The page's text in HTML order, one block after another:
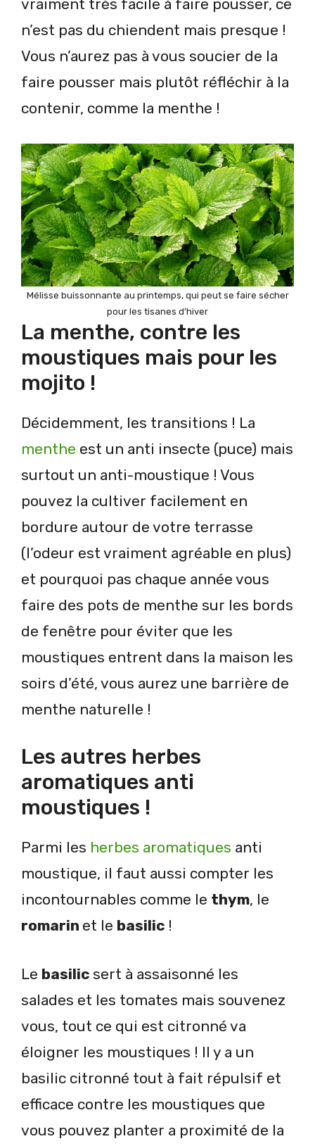
vraiment très facile à faire pousser, ce
n’est pas du chiendent mais presque !
Vous n’aurez pas à vous soucier de la
faire pousser mais plutôt réfléchir à la
contenir, comme la menthe !
Mélisse buissonnante au printemps, qui peut se faire sécher
pour les tisanes d’hiver
La menthe, contre les
moustiques mais pour les
mojito !
Décidemment, les transitions ! La
menthe est un anti insecte (puce) mais
surtout un anti-moustique ! Vous
pouvez la cultiver facilement en
bordure autour de votre terrasse
(l’odeur est vraiment agréable en plus)
et pourquoi pas chaque année vous
faire des pots de menthe sur les bords
de fenêtre pour éviter que les
moustiques entrent dans la maison les
soirs d’été, vous aurez une barrière de
menthe naturelle !
Les autres herbes
aromatiques anti
moustiques !
Parmi les herbes aromatiques anti
moustique, il faut aussi compter les
incontournables comme le thym, le
romarin et le basilic !
Le basilic sert à assaisonné les
salades et les tomates mais souvenez
vous, tout ce qui est citronné va
éloigner les moustiques ! Il y a un
basilic citronné tout à fait répulsif et
efficace contre les moustiques que
vous pouvez planter a proximité de la